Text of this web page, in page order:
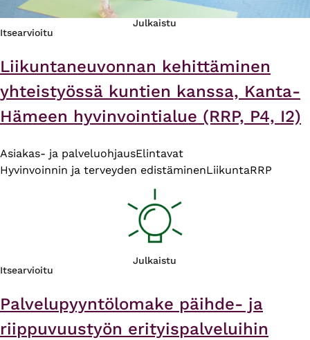
Julkaistu
Itsearvioitu
Liikuntaneuvonnan kehittäminen
yhteistyössä kuntien kanssa, Kanta-
Hämeen hyvinvointialue (RRP, P4, I2)
Asiakas- ja palveluohjausElintavat
Hyvinvoinnin ja terveyden edistäminenLiikuntaRRP
Julkaistu
Itsearvioitu
Palvelupyyntölomake päihde- ja
riippuvuustyön erityispalveluihin